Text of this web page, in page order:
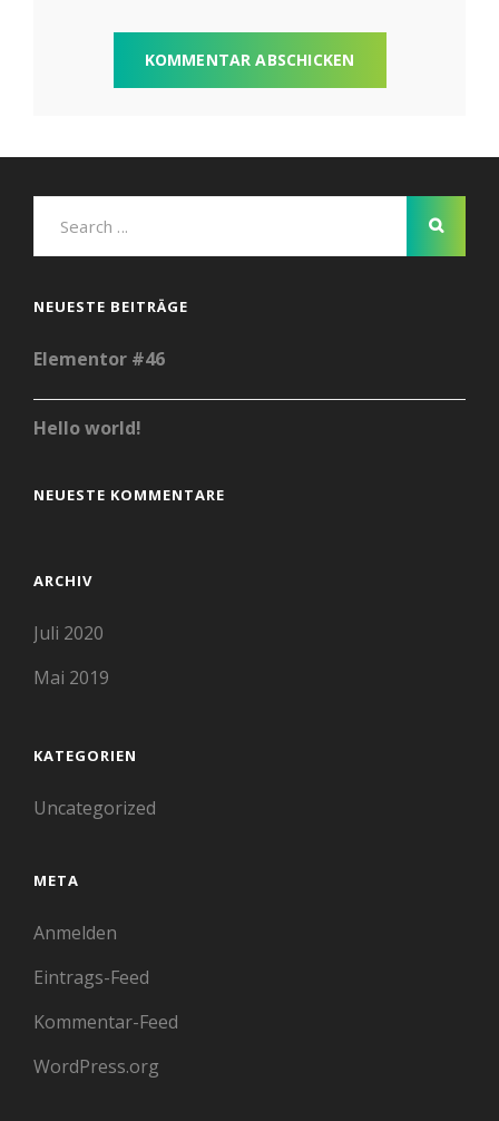
NEUESTE BEITRÄGE
Elementor #46
Hello world!
NEUESTE KOMMENTARE
ARCHIV
Juli 2020
Mai 2019
KATEGORIEN
Uncategorized
META
Anmelden
Eintrags-Feed
Kommentar-Feed
WordPress.org